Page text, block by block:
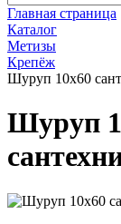
Главная страница
Каталог
Метизы
Крепёж
Шуруп 10х60
Шуруп